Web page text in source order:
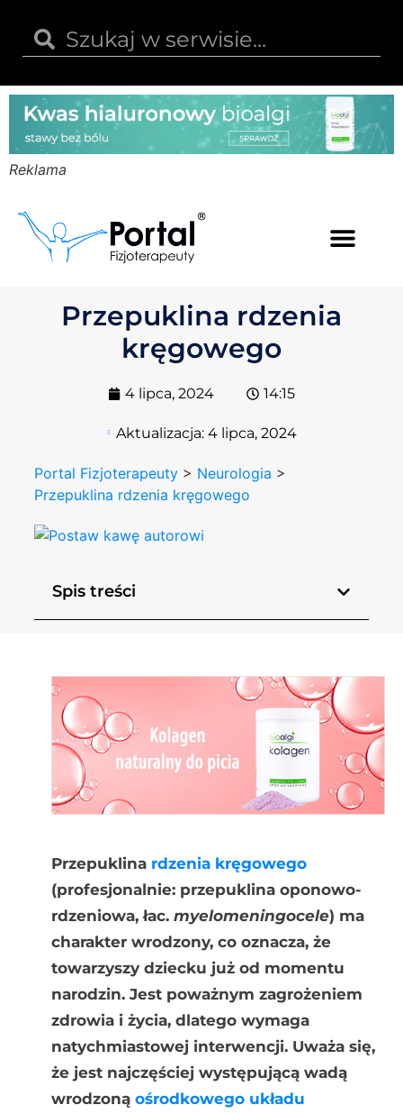
Reklama
Przepuklina rdzenia
kręgowego
4 lipca, 2024 14:15
Aktualizacja: 4 lipca, 2024
Portal Fizjoterapeuty > Neurologia >
Przepuklina rdzenia kręgowego
Spis treści
Przepuklina rdzenia kręgowego
(profesjonalnie: przepuklina oponowo-
rdzeniowa, łac. myelomeningocele) ma
charakter wrodzony, co oznacza, że
towarzyszy dziecku już od momentu
narodzin. Jest poważnym zagrożeniem
zdrowia i życia, dlatego wymaga
natychmiastowej interwencji. Uważa się,
że jest najczęściej występującą wadą
wrodzoną ośrodkowego układu